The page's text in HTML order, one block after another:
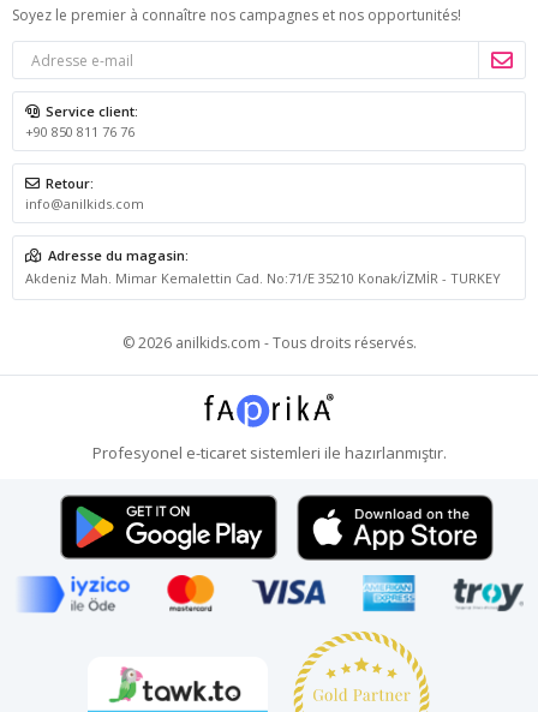
Soyez le premier à connaître nos campagnes et nos opportunités!
Service client:
+90 850 811 76 76
Retour:
info@anilkids.com
Adresse du magasin:
Akdeniz Mah. Mimar Kemalettin Cad. No:71/E 35210 Konak/İZMİR - TURKEY
© 2026 anilkids.com - Tous droits réservés.
Profesyonel e-ticaretsistemleri ile hazırlanmıştır.